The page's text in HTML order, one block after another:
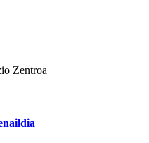
Zentroa